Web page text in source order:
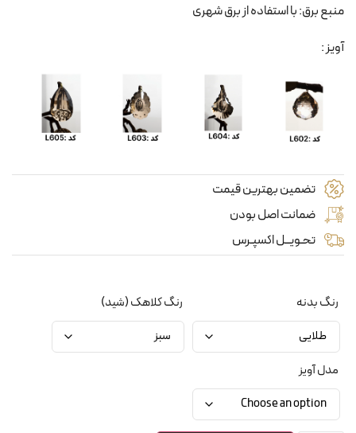
منبع برق: با استفاده از برق شهری
آویز :
تضمین بهترین قیمت
ضمانت اصل بودن
تحـویــل اکسپـرس
رنگ بدنه رنگ کلاهک (شید)
مدل آویز